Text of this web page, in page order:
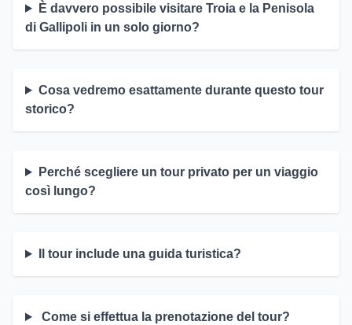
È davvero possibile visitare Troia e la Penisola
di Gallipoli in un solo giorno?
Cosa vedremo esattamente durante questo tour
storico?
Perché scegliere un tour privato per un viaggio
così lungo?
Il tour include una guida turistica?
Come si effettua la prenotazione del tour?